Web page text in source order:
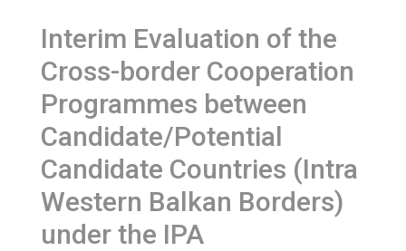
Interim Evaluation of the
Cross-border Cooperation
Programmes between
Candidate/Potential
Candidate Countries (Intra
Western Balkan Borders)
under the IPA